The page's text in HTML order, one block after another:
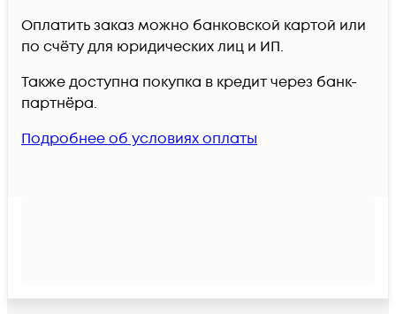
Оплатить заказ можно банковской картой или
по счёту для юридических лиц и ИП.
Также доступна покупка в кредит через банк-
партнёра.
Подробнее об условиях оплаты